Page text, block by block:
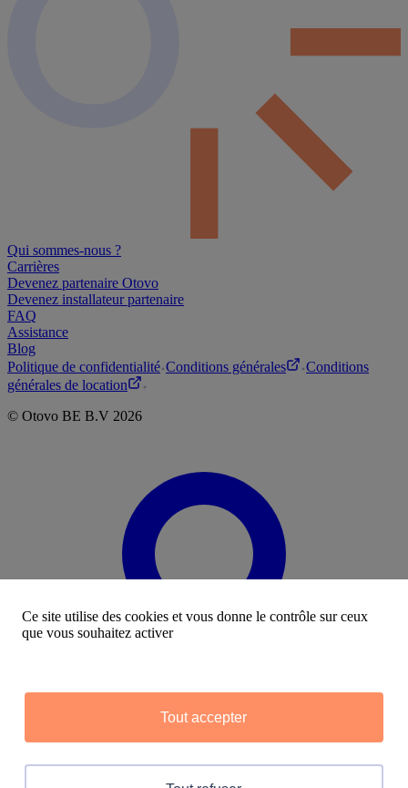
Qui sommes-nous ?
Carrières
Devenez partenaire Otovo
Devenez installateur partenaire
FAQ
Assistance
Blog
Politique de confidentialité Conditions générales
Conditions
générales de location
© Otovo BE B.V 2026
Ce site utilise des cookies et vous donne le contrôle sur ceux
que vous souhaitez activer
Tout accepter